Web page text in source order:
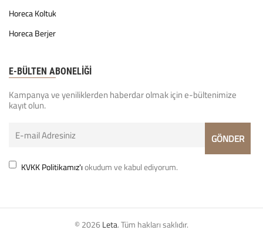
Horeca Koltuk
Horeca Berjer
E-BÜLTEN ABONELİĞİ
Kampanya ve yeniliklerden haberdar olmak için e-bültenimize
kayıt olun.
KVKK Politikamız'ıokudum ve kabul ediyorum.
© 2026 Leta. Tüm hakları saklıdır.